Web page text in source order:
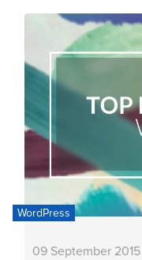
WordPress
09 September 2015